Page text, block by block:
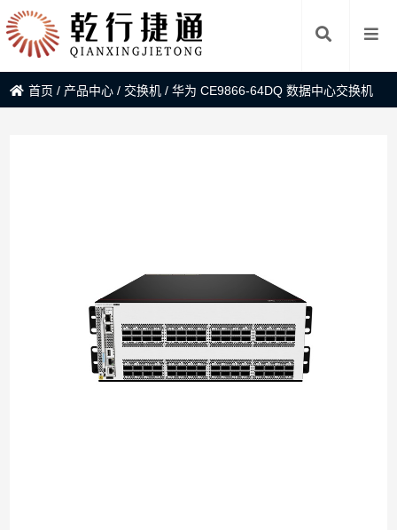
首页 / 产品中心 / 交换机 /华为 CE9866-64DQ 数据中心交换机